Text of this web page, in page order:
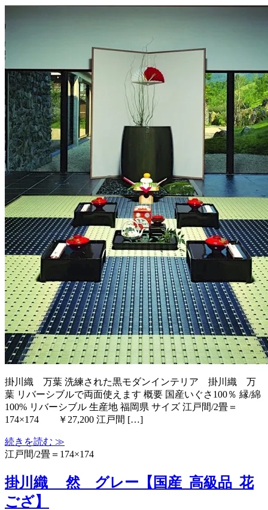
掛川織 万葉 洗練された黒モダンインテリア 掛川織 万
葉 リバーシブルで両面使えます 概要 国産いぐさ100％ 縁/綿
100% リバーシブル 生産地 福岡県 サイズ 江戸間/2畳＝
174×174 ￥27,200 江戸間 […]
続きを読む ≫
江戸間/2畳＝174×174
掛川織 然 グレー【国産_高級品_花
ござ】